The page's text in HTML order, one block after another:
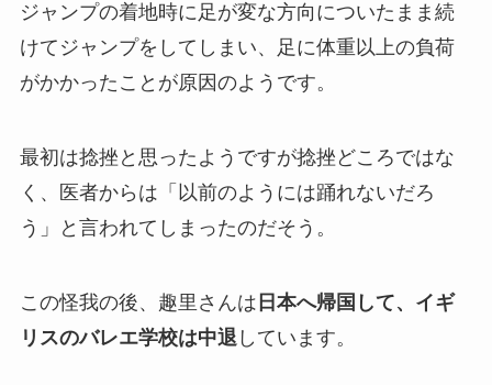
ジャンプの着地時に足が変な方向についたまま続
けてジャンプをしてしまい、足に体重以上の負荷
がかかったことが原因のようです。
最初は捻挫と思ったようですが捻挫どころではな
く、医者からは「以前のようには踊れないだろ
う」と言われてしまったのだそう。
この怪我の後、趣里さんは 日本へ帰国して、イギ
リスのバレエ学校は中退しています。